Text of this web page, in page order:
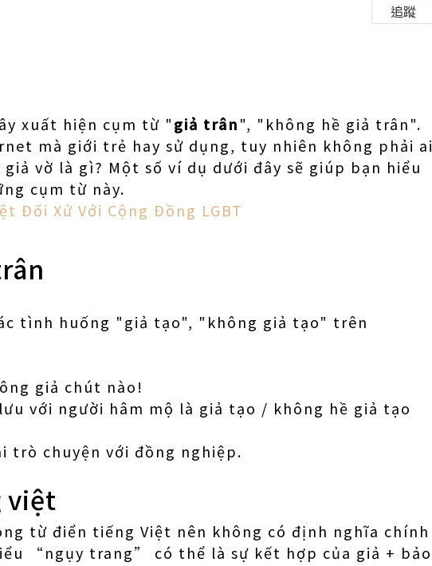
追蹤
xuất hiện cụm từ "giả trân", "không hề giả trân".
mà giới trẻ hay sử dụng, tuy nhiên không phải ai
vờ là gì? Một số ví dụ dưới đây sẽ giúp bạn hiểu
cụm từ này.
Đối Xử Với Cộng Đồng LGBT
tình huống "giả tạo", "không giả tạo" trên
giả chút nào!
với người hâm mộ là giả tạo / không hề giả tạo
trò chuyện với đồng nghiệp.
việt
từ điển tiếng Việt nên không có định nghĩa chính
“ngụy trang” có thể là sự kết hợp của giả + bảo